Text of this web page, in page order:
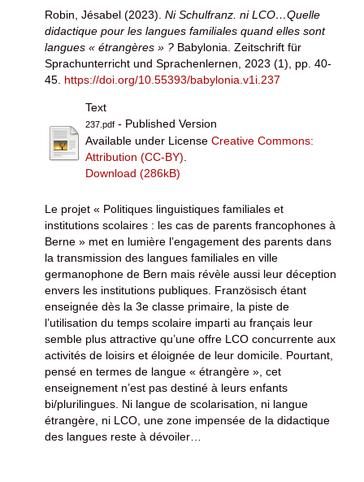
Robin, Jésabel (2023). Ni Schulfranz. ni LCO…Quelle
didactique pour les langues familiales quand elles sont
langues « étrangères » ? Babylonia. Zeitschrift für
Sprachunterricht und Sprachenlernen, 2023 (1), pp. 40-
45. https://doi.org/10.55393/babylonia.v1i.237
Text
237.pdf - Published Version
Available under License Creative Commons:
Attribution (CC-BY)
Download (286kB)
Le projet « Politiques linguistiques familiales et
institutions scolaires : les cas de parents francophones à
Berne » met en lumière l’engagement des parents dans
la transmission des langues familiales en ville
germanophone de Bern mais révèle aussi leur déception
envers les institutions publiques. Französisch étant
enseignée dès la 3e classe primaire, la piste de
l’utilisation du temps scolaire imparti au français leur
semble plus attractive qu’une offre LCO concurrente aux
activités de loisirs et éloignée de leur domicile. Pourtant,
pensé en termes de langue « étrangère », cet
enseignement n’est pas destiné à leurs enfants
bi/plurilingues. Ni langue de scolarisation, ni langue
étrangère, ni LCO, une zone impensée de la didactique
des langues reste à dévoiler…